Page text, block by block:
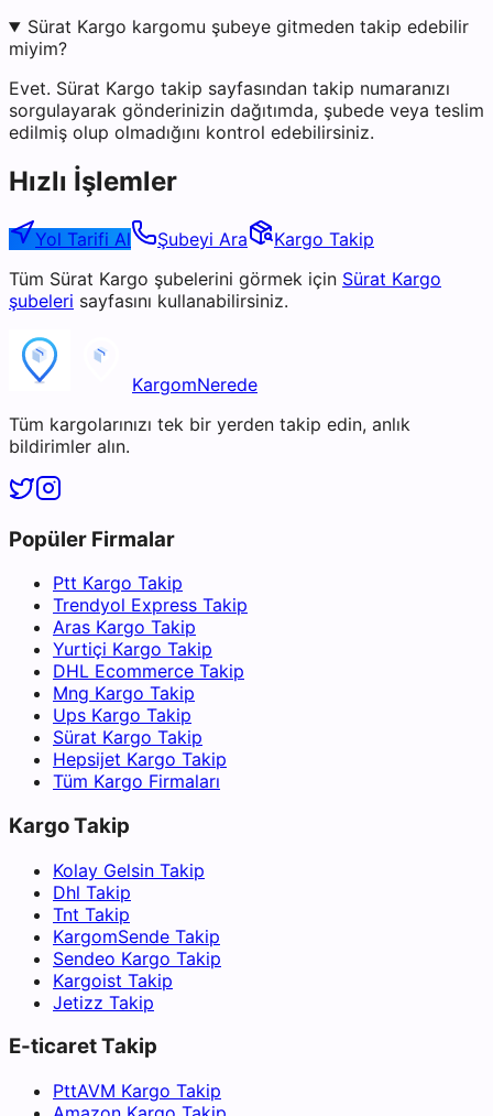
Sürat Kargo kargomu şubeye gitmeden takip edebilir
miyim?
Evet. Sürat Kargo takip sayfasından takip numaranızı
sorgulayarak gönderinizin dağıtımda, şubede veya teslim
edilmiş olup olmadığını kontrol edebilirsiniz.
Hızlı İşlemler
Yol Tarifi Al Şubeyi Ara
Kargo Takip
Tüm Sürat Kargo şubelerini görmek için Sürat Kargo
şubeleri sayfasını kullanabilirsiniz.
KargomNerede
Tüm kargolarınızı tek bir yerden takip edin, anlık
bildirimler alın.
Popüler Firmalar
Ptt Kargo Takip
Trendyol Express Takip
Aras Kargo Takip
Yurtiçi Kargo Takip
DHL Ecommerce Takip
Mng Kargo Takip
Ups Kargo Takip
Sürat Kargo Takip
Hepsijet Kargo Takip
Tüm Kargo Firmaları
Kargo Takip
Kolay Gelsin Takip
Dhl Takip
Tnt Takip
KargomSende Takip
Sendeo Kargo Takip
Kargoist Takip
Jetizz Takip
E-ticaret Takip
PttAVM Kargo Takip